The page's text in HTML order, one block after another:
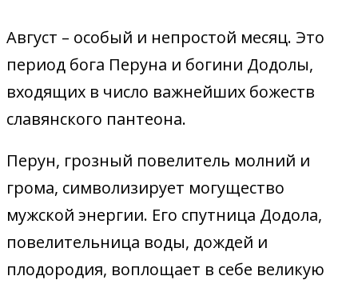
Август – особый и непростой месяц. Это
период бога Перуна и богини Додолы,
входящих в число важнейших божеств
славянского пантеона.
Перун, грозный повелитель молний и
грома, символизирует могущество
мужской энергии. Его спутница Додола,
повелительница воды, дождей и
плодородия, воплощает в себе великую